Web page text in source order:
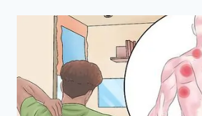
શિફ્ટ
સલામત
પદ્ધતિ
(TRANSFER
TECHNIQUES).